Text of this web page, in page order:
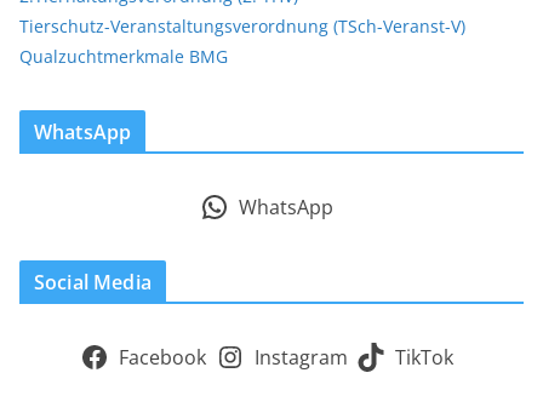
Tierschutz-Veranstaltungsverordnung (TSch-Veranst-V)
Qualzuchtmerkmale BMG
WhatsApp
WhatsApp
Social Media
Facebook Instagram TikTok